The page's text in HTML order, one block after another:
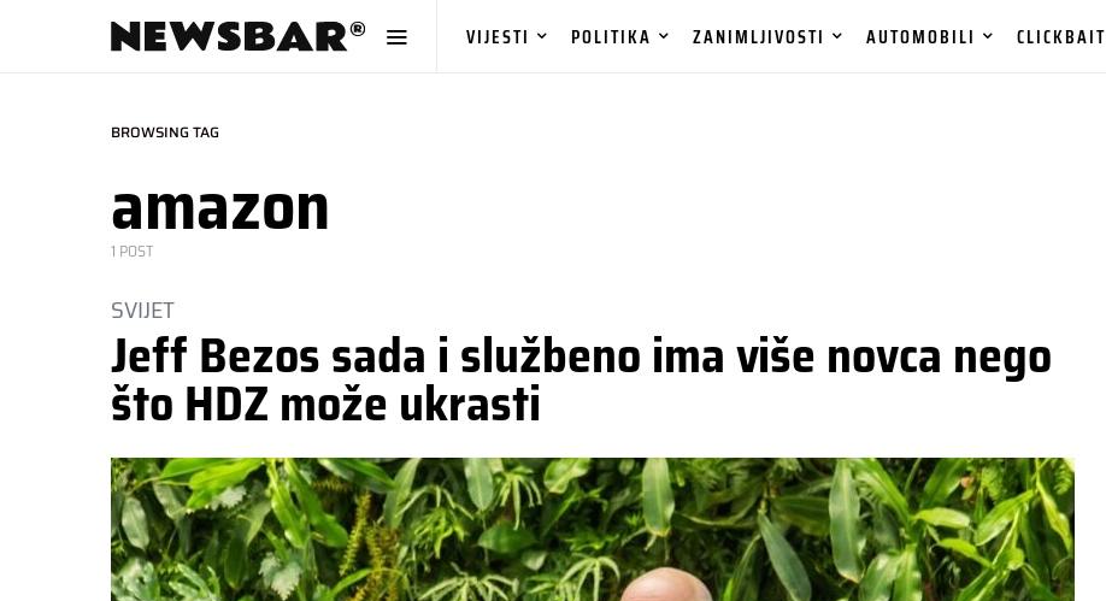
VIJESTI POLITIKA ZANIMLJIVOSTI AUTOMOBILI CLICKBAIT
BROWSING TAG
amazon
1 POST
SVIJET
Jeff Bezos sada i službeno ima više novca nego
što HDZ može ukrasti